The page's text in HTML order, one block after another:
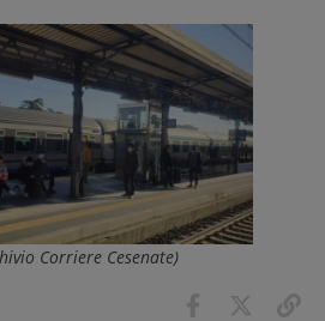
Corriere Cesenate)